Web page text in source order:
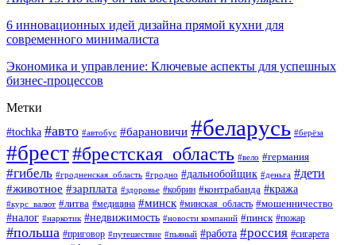
6 инновационных идей дизайна прямой кухни для
современного минималиста
Экономика и управление: Ключевые аспекты для успешных
бизнес-процессов
Метки
#tochka #авто #автобус #барановичи #беларусь #берёза
#брест#брестская_область #вело #германия
#гибель #гродненская_область #гродно #дальнобойщик #деньга #дети
#животное #зарплата #здоровье #кобрин #контрабанда #кража
#курс_валют #литва #медицина #минск #минская_область #мошенничество
#налог #наркотик #недвижимость #новости компаний #пинск #пожар
#польша #приговор #путешествие #пьяный #работа #россия #сигарета